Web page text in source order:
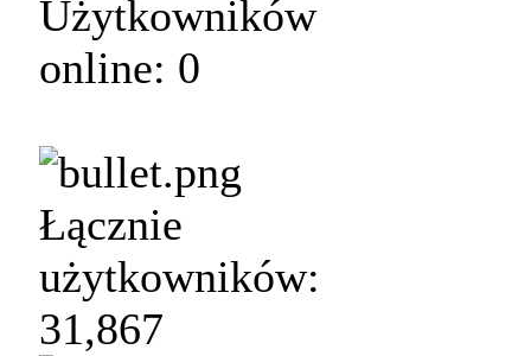
Użytkowników
online: 0
Łącznie
użytkowników:
31,867